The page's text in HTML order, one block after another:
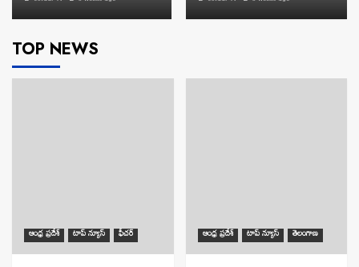
TOP NEWS
ఆంధ్ర ప్రదేశ్ టాప్ న్యూస్ ఫీచర్ ఆంధ్ర ప్రదేశ్ టాప్ న్యూస్ తెలంగాణ